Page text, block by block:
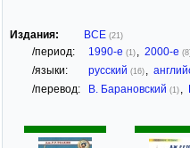
Издания: ВСЕ (21)
/период: 1990-е (1) , 2000-е
/языки: русский (16) ,
/перевод: В. Барановский (1) ,